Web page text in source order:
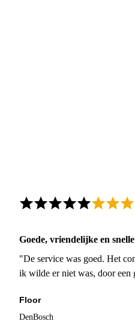
Goede, vriendelijke en
"De service was goed. Het
ik wilde er niet was, door een
Floor
DenBosch